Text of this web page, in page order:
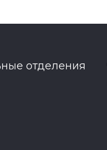
отделения